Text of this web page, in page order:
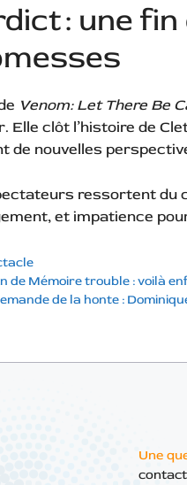
: une
Venom: Let There Be
Elle clôt l’histoire de
de nouvelles
ressortent du
et impatience
de Mémoire trouble : voilà
de la honte :
Une